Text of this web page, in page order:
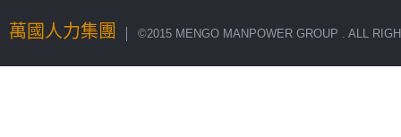
萬國人力集團 │ ©2015 MENGO MANPOWER GROUP . ALL